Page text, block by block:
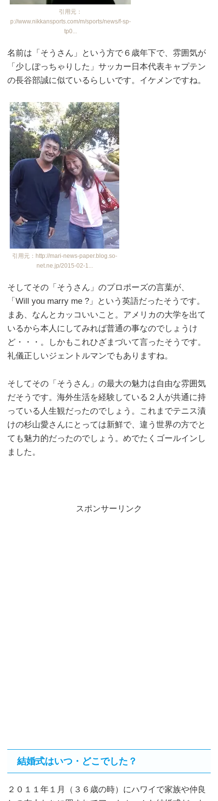
引用元：
p://www.nikkansports.com/m/sports/news/f-sp-
tp0...
名前は「そうさん」という方で６歳年下で、雰囲気が
「少しぽっちゃりした」サッカー日本代表キャプテン
の長谷部誠に似ているらしいです。イケメンですね。
引用元：http://mari-news-paper.blog.so-
net.ne.jp/2015-02-1...
そしてその「そうさん」のプロポーズの言葉が、
「Will you marry me ?」という英語だったそうです。
まあ、なんとカッコいいこと。アメリカの大学を出て
いるから本人にしてみれば普通の事なのでしょうけ
ど・・・。しかもこれひざまづいて言ったそうです。
礼儀正しいジェントルマンでもありますね。
そしてその「そうさん」の最大の魅力は自由な雰囲気
だそうです。海外生活を経験している２人が共通に持
っている人生観だったのでしょう。これまでテニス漬
けの杉山愛さんにとっては新鮮で、違う世界の方でと
ても魅力的だったのでしょう。めでたくゴールインし
ました。
スポンサーリンク
結婚式はいつ・どこでした？
２０１１年１月（３６歳の時）にハワイで家族や仲良